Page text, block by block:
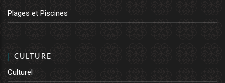
Plages et Piscines
CULTURE
Culturel